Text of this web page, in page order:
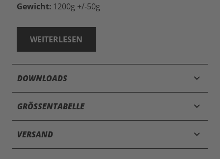
Gewicht: 1200g +/-50g
WEITERLESEN
DOWNLOADS keyboard_arrow_down
GRÖSSENTABELLE keyboard_arrow_down
VERSAND keyboard_arrow_down